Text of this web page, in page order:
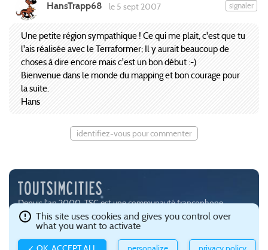
HansTrapp68 le 5 sept 2007 signaler
Une petite région sympathique ! Ce qui me plait, c'est que tu
l'ais réalisée avec le Terraformer; Il y aurait beaucoup de
choses à dire encore mais c'est un bon début :-)
Bienvenue dans le monde du mapping et bon courage pour
la suite.
Hans
identifiez-vous pour commenter
Depuis l'an 2000, TSC est une communauté francophone
passionnée par les jeux de simulation urbaine, notamment
SimCity (EA) et Cities:Skylines (Paradox Interactive
Ce site est hébergé avec brio parGandi.Confidentialité et gestion
This site uses cookies and gives you control over
what you want to activate